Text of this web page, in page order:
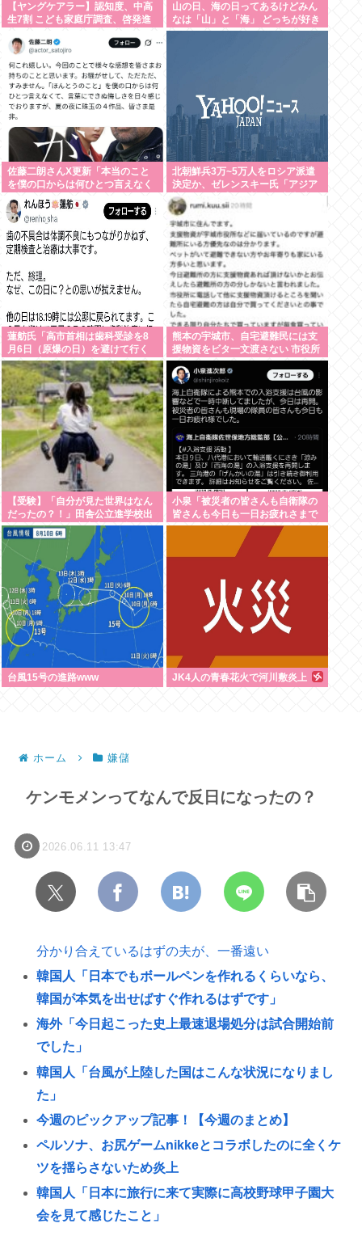
【ヤングケアラー】認知度、中高
生7割 こども家庭庁調査、啓発進
山の日、海の日ってあるけどみん
なは「山」と「海」 どっちが好き
なの？
佐藤二朗さんX更新「本当のこと
を僕の口からは何ひとつ言えなく
て悔しさを日々感じてます」
北朝鮮兵3万~5万人をロシア派遣
決定か、ゼレンスキー氏「アジア
諸国にも脅威」…韓国に連携呼び
かけ
蓮舫氏「高市首相は歯科受診を8
月6日（原爆の日）を避けて行く
べきお立場ではないでしょうか」
熊本の宇城市、自宅避難民には支
援物資をビタ一文渡さない 市役所
「アンタが困っていてもウチは困
ってないからww」
【受験】「自分が見た世界はなん
だったの？！」田舎公立進学校出
身の私が東京私立中高一貫超エリ
ート校出身者と話してびっくりし
たこと
小泉「被災者の皆さんも自衛隊の
皆さんも今日も一日お疲れさまで
した 」
台風15号の進路www JK4人の青春花火で河川敷炎上
ホーム 嫌儲
ケンモメンってなんで反日になったの？
2026.06.11 13:47
分かり合えているはずの夫が、一番遠い
韓国人「日本でもボールペンを作れるくらいなら、
韓国が本気を出せばすぐ作れるはずです」
海外「今日起こった史上最速退場処分は試合開始前
でした」
韓国人「台風が上陸した国はこんな状況になりまし
た」
今週のピックアップ記事！【今週のまとめ】
ペルソナ、お尻ゲームnikkeとコラボしたのに全くケ
ツを揺らさないため炎上
韓国人「日本に旅行に来て実際に高校野球甲子園大
会を見て感じたこと」